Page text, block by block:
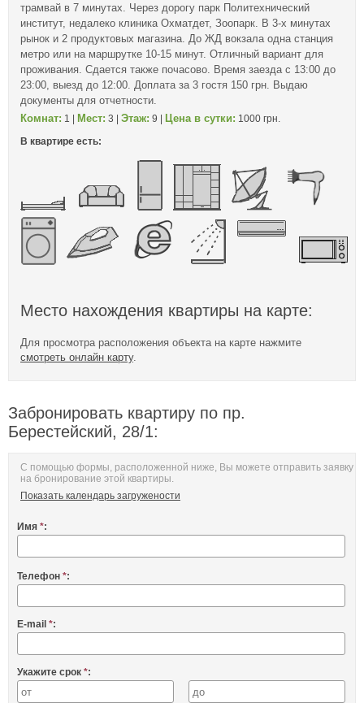
трамвай в 7 минутах. Через дорогу парк Политехнический
институт, недалеко клиника Охматдет, Зоопарк. В 3-х минутах
рынок и 2 продуктовых магазина. До ЖД вокзала одна станция
метро или на маршрутке 10-15 минут. Отличный вариант для
проживания. Сдается также почасово. Время заезда с 13:00 до
23:00, выезд до 12:00. Доплата за 3 гостя 150 грн. Выдаю
документы для отчетности.
Комнат: 1 | Мест: 3 | Этаж: 9 | Цена в сутки: 1000 грн.
В квартире есть:
Место нахождения квартиры на карте:
Для просмотра расположения объекта на карте нажмите
смотреть онлайн карту.
Забронировать квартиру по пр.
Берестейский, 28/1:
С помощью формы, расположенной ниже, Вы можете отправить заявку
на бронирование этой квартиры.
Показать календарь загружености
Имя *:
Телефон *:
E-mail *:
Укажите срок *: